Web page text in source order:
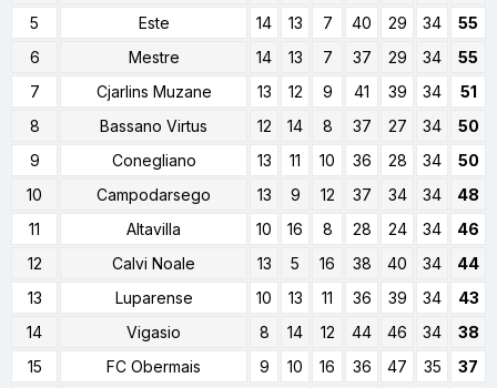
5
Este 14 13 7 40 29 34
55
6
Mestre 14 13 7 37 29 34
55
7
Cjarlins Muzane 13 12 9 41 39 34
51
8
Bassano Virtus 12 14 8 37 27 34
50
9
Conegliano 13 11 10 36 28 34
50
10
Campodarsego 13 9 12 37 34 34
48
11
Altavilla 10 16 8 28 24 34
46
12
Calvi Noale 13 5 16 38 40 34
44
13
Luparense 10 13 11 36 39 34
43
14
Vigasio 8 14 12 44 46 34
38
15
FC Obermais 9 10 16 36 47 35 37